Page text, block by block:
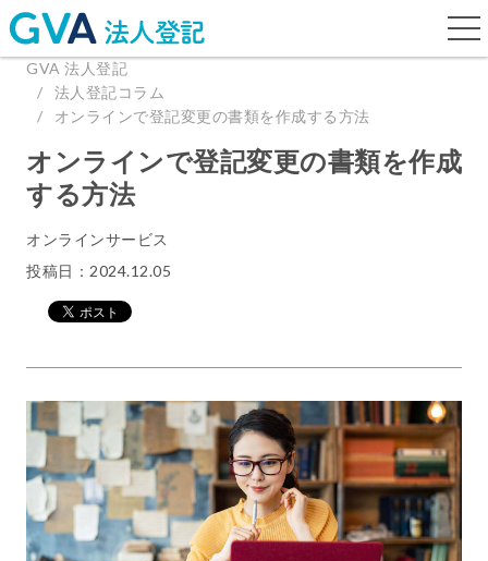
GVA 法人登記
法人登記コラム
オンラインで登記変更の書類を作成する方法
オンラインで登記変更の書類を作成
する方法
オンラインサービス
投稿日：2024.12.05